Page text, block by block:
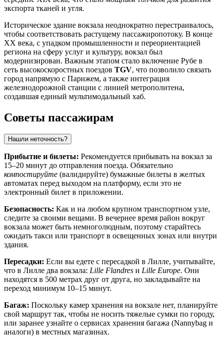
экспорта тканей и угля.
Историческое здание вокзала неоднократно перестраивалось,
чтобы соответствовать растущему пассажиропотоку. В конце
XX века, с упадком промышленности и переориентацией
региона на сферу услуг и культуру, вокзал был
модернизирован. Важным этапом стало включение Рубе в
сеть высокоскоростных поездов TGV, что позволило связать
город напрямую с Парижем, а также интеграция
железнодорожной станции с линией метрополитена,
создавшая единый мультимодальный хаб.
Советы пассажирам
Нашли неточность?
Прибытие и билеты: Рекомендуется прибывать на вокзал за
15–20 минут до отправления поезда. Обязательно
компостируйте (валидируйте) бумажные билеты в желтых
автоматах перед выходом на платформу, если это не
электронный билет в приложении.
Безопасность: Как и на любом крупном транспортном узле,
следите за своими вещами. В вечернее время район вокруг
вокзала может быть немноголюдным, поэтому старайтесь
ожидать такси или транспорт в освещенных зонах или внутри
здания.
Пересадки: Если вы едете с пересадкой в Лилле, учитывайте,
что в Лилле два вокзала: Lille Flandres и Lille Europe. Они
находятся в 500 метрах друг от друга, но закладывайте на
переход минимум 10–15 минут.
Багаж: Поскольку камер хранения на вокзале нет, планируйте
свой маршрут так, чтобы не носить тяжелые сумки по городу,
или заранее узнайте о сервисах хранения багажа (Nannybag и
аналоги) в местных магазинах.